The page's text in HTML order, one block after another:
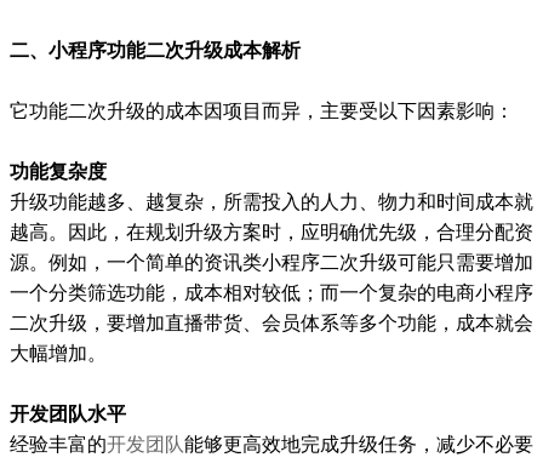
二、小程序功能二次升级成本解析
它功能二次升级的成本因项目而异，主要受以下因素影响：
功能复杂度
升级功能越多、越复杂，所需投入的人力、物力和时间成本就
越高。因此，在规划升级方案时，应明确优先级，合理分配资
源。例如，一个简单的资讯类小程序二次升级可能只需要增加
一个分类筛选功能，成本相对较低；而一个复杂的电商小程序
二次升级，要增加直播带货、会员体系等多个功能，成本就会
大幅增加。
开发团队水平
经验丰富的开发团队能够更高效地完成升级任务，减少不必要